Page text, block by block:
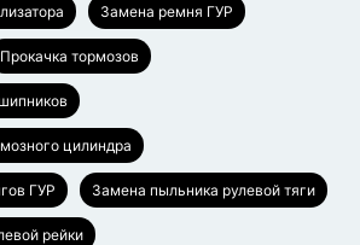
Замена ремня ГУР
Прокачка тормозов
цилиндра
ГУР Замена пыльника рулевой тяги
рейки